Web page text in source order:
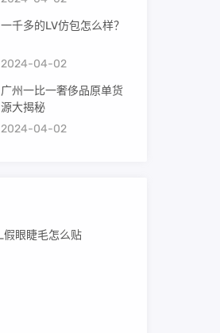
一千多的LV仿包怎么样？
2024-04-02
广州一比一奢侈品原单货
源大揭秘
2024-04-02